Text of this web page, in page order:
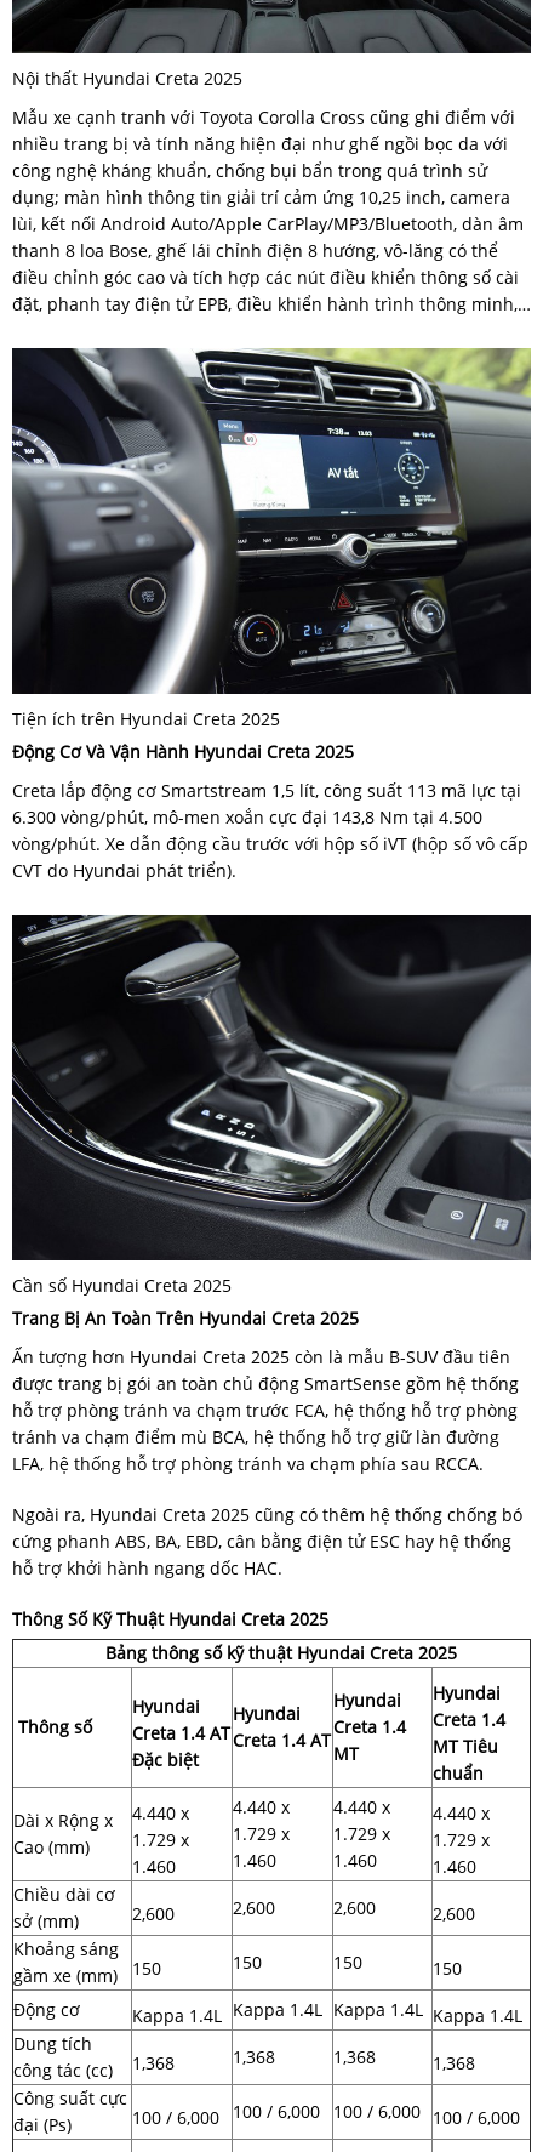
Nội thất Hyundai Creta 2025
Mẫu xe cạnh tranh với Toyota Corolla Cross cũng ghi điểm với
nhiều trang bị và tính năng hiện đại như ghế ngồi bọc da với
công nghệ kháng khuẩn, chống bụi bẩn trong quá trình sử
dụng; màn hình thông tin giải trí cảm ứng 10,25 inch, camera
lùi, kết nối Android Auto/Apple CarPlay/MP3/Bluetooth, dàn âm
thanh 8 loa Bose, ghế lái chỉnh điện 8 hướng, vô-lăng có thể
điều chỉnh góc cao và tích hợp các nút điều khiển thông số cài
đặt, phanh tay điện tử EPB, điều khiển hành trình thông minh,…
Tiện ích trên Hyundai Creta 2025
Động Cơ Và Vận Hành Hyundai Creta 2025
Creta lắp động cơ Smartstream 1,5 lít, công suất 113 mã lực tại
6.300 vòng/phút, mô-men xoắn cực đại 143,8 Nm tại 4.500
vòng/phút. Xe dẫn động cầu trước với hộp số iVT (hộp số vô cấp
CVT do Hyundai phát triển).
Cần số Hyundai Creta 2025
Trang Bị An Toàn Trên Hyundai Creta 2025
Ấn tượng hơn Hyundai Creta 2025 còn là mẫu B-SUV đầu tiên
được trang bị gói an toàn chủ động SmartSense gồm hệ thống
hỗ trợ phòng tránh va chạm trước FCA, hệ thống hỗ trợ phòng
tránh va chạm điểm mù BCA, hệ thống hỗ trợ giữ làn đường
LFA, hệ thống hỗ trợ phòng tránh va chạm phía sau RCCA.
Ngoài ra, Hyundai Creta 2025 cũng có thêm hệ thống chống bó
cứng phanh ABS, BA, EBD, cân bằng điện tử ESC hay hệ thống
hỗ trợ khởi hành ngang dốc HAC.
Thông Số Kỹ Thuật Hyundai Creta 2025
Bảng thông số kỹ thuật Hyundai Creta 2025
Thông số
Hyundai
Creta 1.4 AT
Đặc biệt
Hyundai
Creta 1.4 AT
Hyundai
Creta 1.4
MT
Hyundai
Creta 1.4
MT Tiêu
chuẩn
Dài x Rộng x
Cao (mm)
4.440 x
1.729 x
1.460
4.440 x
1.729 x
1.460
4.440 x
1.729 x
1.460
4.440 x
1.729 x
1.460
Chiều dài cơ
sở (mm)
2,600 2,600 2,600
2,600
Khoảng sáng
gầm xe (mm)
150 150 150
150
Động cơ
Kappa 1.4L Kappa 1.4L Kappa 1.4L Kappa 1.4L
Dung tích
công tác (cc)
1,368 1,368 1,368
1,368
Công suất cực
đại (Ps)
100 / 6,000 100 / 6,000 100 / 6,000 100 / 6,000